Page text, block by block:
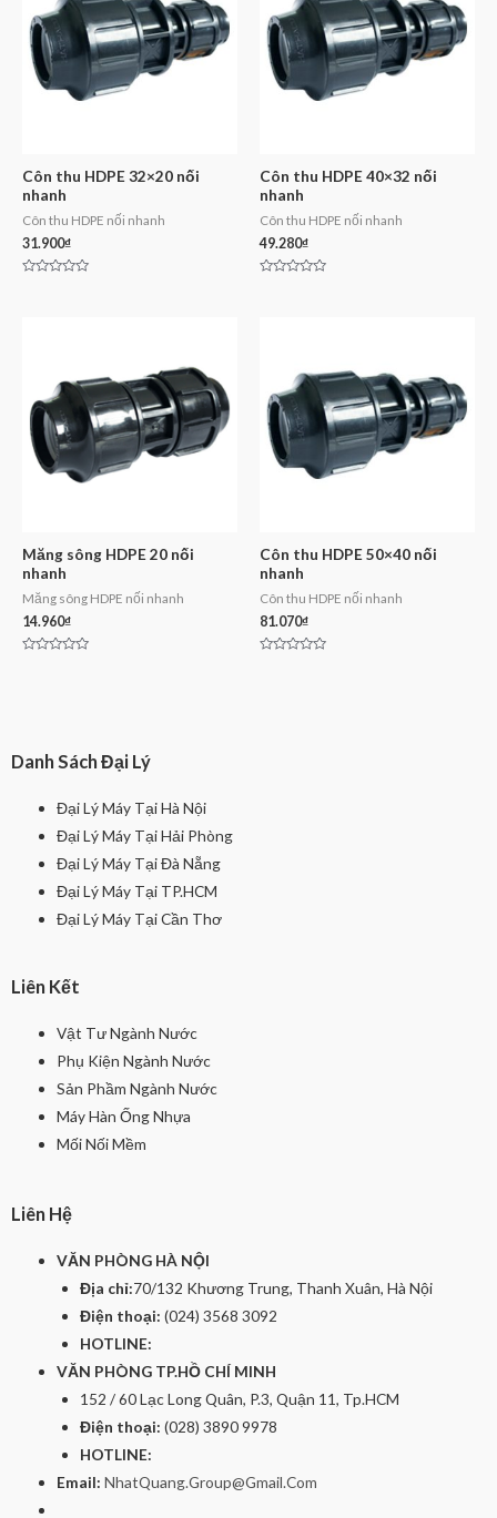
Côn thu HDPE 32×20 nối
nhanh
Côn thu HDPE nối nhanh
31.900₫
Côn thu HDPE 40×32 nối
nhanh
Côn thu HDPE nối nhanh
49.280₫
Măng sông HDPE 20 nối
nhanh
Măng sông HDPE nối nhanh
14.960₫
Côn thu HDPE 50×40 nối
nhanh
Côn thu HDPE nối nhanh
81.070₫
Danh Sách Đại Lý
Đại Lý Máy Tại Hà Nội
Đại Lý Máy Tại Hải Phòng
Đại Lý Máy Tại Đà Nẵng
Đại Lý Máy Tại TP.HCM
Đại Lý Máy Tại Cần Thơ
Liên Kết
Vật Tư Ngành Nước
Phụ Kiện Ngành Nước
Sản Phầm Ngành Nước
Máy Hàn Ống Nhựa
Mối Nối Mềm
Liên Hệ
VĂN PHÒNG HÀ NỘI
Địa chỉ:70/132 Khương Trung, Thanh Xuân, Hà Nội
Điện thoại: (024) 3568 3092
HOTLINE:
VĂN PHÒNG TP.HỒ CHÍ MINH
152 / 60 Lạc Long Quân, P.3, Quận 11, Tp.HCM
Điện thoại: (028) 3890 9978
HOTLINE:
Email: NhatQuang.Group@Gmail.Com